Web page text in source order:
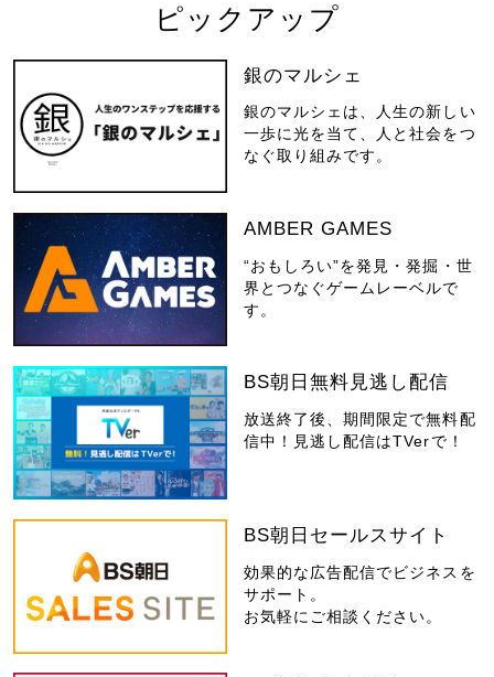
ピックアップ
銀のマルシェ
銀のマルシェは、人生の新しい
一歩に光を当て、人と社会をつ
なぐ取り組みです。
AMBER GAMES
“おもしろい”を発見・発掘・世
界とつなぐゲームレーベルで
す。
BS朝日無料見逃し配信
放送終了後、期間限定で無料配
信中！見逃し配信はTVerで！
BS朝日セールスサイト
効果的な広告配信でビジネスを
サポート。
お気軽にご相談ください。